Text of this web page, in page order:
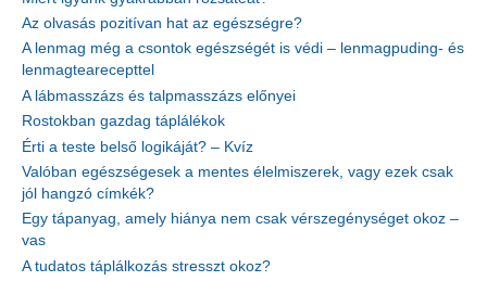
Az olvasás pozitívan hat az egészségre?
A lenmag még a csontok egészségét is védi – lenmagpuding- és
lenmagtearecepttel
A lábmasszázs és talpmasszázs előnyei
Rostokban gazdag táplálékok
Érti a teste belső logikáját? – Kvíz
Valóban egészségesek a mentes élelmiszerek, vagy ezek csak
jól hangzó címkék?
Egy tápanyag, amely hiánya nem csak vérszegénységet okoz –
vas
A tudatos táplálkozás stresszt okoz?